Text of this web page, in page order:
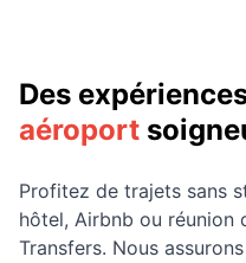
Des
aéroport
Profitez de trajets sans
hôtel, Airbnb ou réunion
Transfers. Nous